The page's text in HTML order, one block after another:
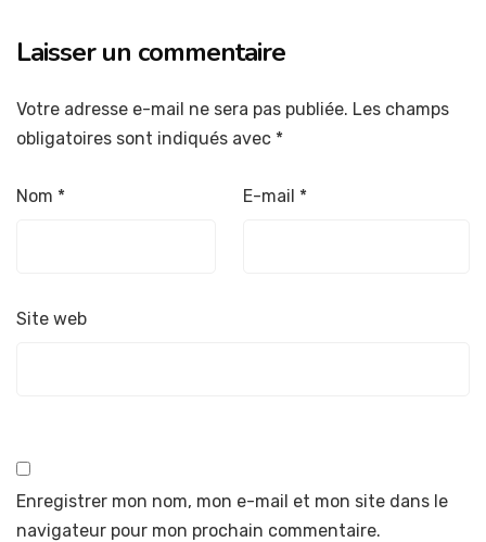
Laisser un commentaire
Votre adresse e-mail ne sera pas publiée. Les champs
obligatoires sont indiqués avec *
Nom * E-mail *
Site web
Enregistrer mon nom, mon e-mail et mon site dans le
navigateur pour mon prochain commentaire.